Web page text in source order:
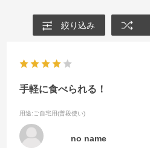
絞り込み
手軽に食べられる！
用途:ご自宅用(普段使い)
no name